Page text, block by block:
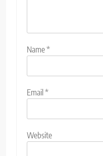
Name*
Email*
Website